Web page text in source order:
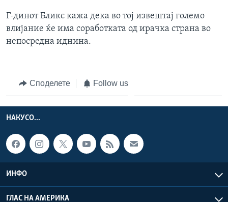
Г-динот Бликс кажа дека во тој извештај големо
влијание ќе има соработката од ирачка страна во
непосредна иднина.
Споделете Follow us
НАКУСО...
ИНФО
ГЛАС НА АМЕРИКА